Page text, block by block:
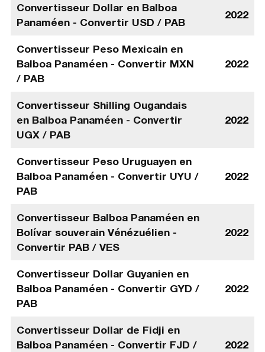
Convertisseur Dollar en Balboa
Panaméen - Convertir USD / PAB
2022
Convertisseur Peso Mexicain en
Balboa Panaméen - Convertir MXN
/ PAB
2022
Convertisseur Shilling Ougandais
en Balboa Panaméen - Convertir
UGX / PAB
2022
Convertisseur Peso Uruguayen en
Balboa Panaméen - Convertir UYU /
PAB
2022
Convertisseur Balboa Panaméen en
Bolívar souverain Vénézuélien -
Convertir PAB / VES
2022
Convertisseur Dollar Guyanien en
Balboa Panaméen - Convertir GYD /
PAB
2022
Convertisseur Dollar de Fidji en
Balboa Panaméen - Convertir FJD /
2022